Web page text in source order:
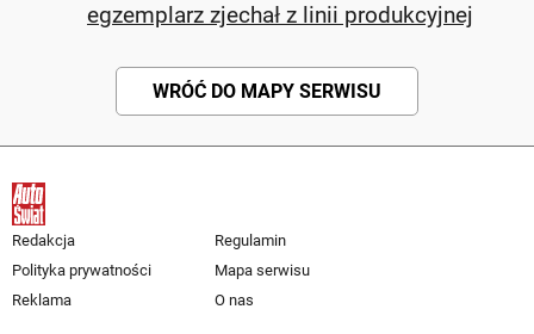
egzemplarz zjechał z linii produkcyjnej
WRÓĆ DO MAPY SERWISU
Redakcja
Regulamin
Polityka prywatności
Mapa serwisu
Reklama
O nas